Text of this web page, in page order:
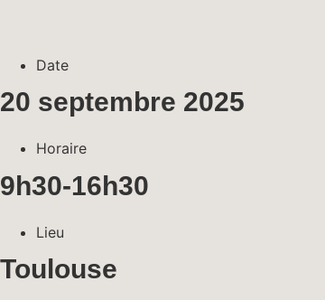
Date
20 septembre 2025
Horaire
9h30-16h30
Lieu
Toulouse